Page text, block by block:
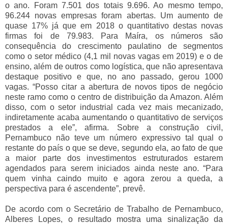
o ano. Foram 7.501 dos totais 9.696. Ao mesmo tempo,
96.244 novas empresas foram abertas. Um aumento de
quase 17% já que em 2018 o quantitativo destas novas
firmas foi de 79.983. Para Maíra, os números são
consequência do crescimento paulatino de segmentos
como o setor médico (4,1 mil novas vagas em 2019) e o de
ensino, além de outros como logística, que não apresentava
destaque positivo e que, no ano passado, gerou 1000
vagas. “Posso citar a abertura de novos tipos de negócio
neste ramo como o centro de distribuição da Amazon. Além
disso, com o setor industrial cada vez mais mecanizado,
indiretamente acaba aumentando o quantitativo de serviços
prestados a ele”, afirma. Sobre a construção civil,
Pernambuco não teve um número expressivo tal qual o
restante do país o que se deve, segundo ela, ao fato de que
a maior parte dos investimentos estruturados estarem
agendados para serem iniciados ainda neste ano. “Para
quem vinha caindo muito e agora zerou a queda, a
perspectiva para é ascendente”, prevê.
De acordo com o Secretário de Trabalho de Pernambuco,
Alberes Lopes, o resultado mostra uma sinalização da